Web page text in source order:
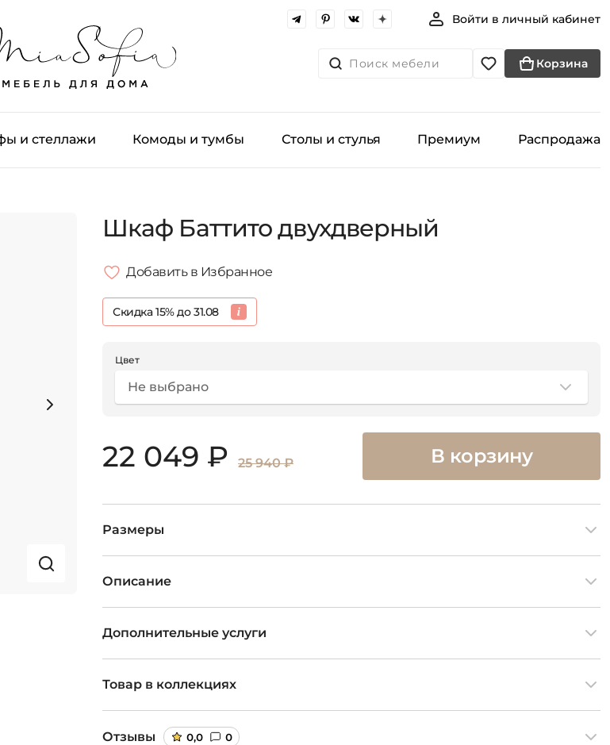
Войти в личный кабинет
Поиск мебели Корзина
и стеллажи Комоды и тумбы Столы и стулья Премиум Распродажа
Шкаф Баттито двухдверный
Добавить в Избранное
Скидка 15% до 31.08
Цвет
Не выбрано
22 049 ₽ 25 940 ₽ В корзину
Размеры
Описание
Дополнительные услуги
Товар в коллекциях
Отзывы 0,0 0